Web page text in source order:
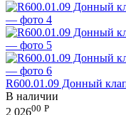
R600.01.09 Донный
В наличии
2 02600 Р